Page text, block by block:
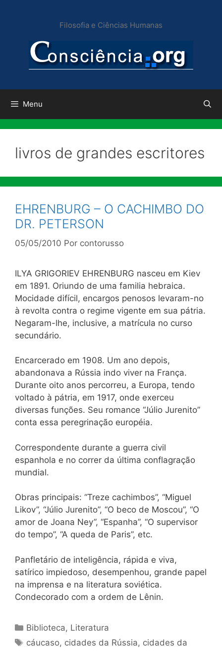
conteúdo
Filosofia e Ciências Humanas
Menu
livros de grandes escritores
EHRENBURG – O CACHIMBO DO
DR. PETERSON
05/05/2010 Por contorusso
ILYA GRIGORIEV EHRENBURG nasceu em Kiev
em 1891. Oriundo de uma familia hebraica.
Mocidade difícil, encargos penosos levaram-no
à revolta contra o regime vigente em sua pátria.
Negaram-lhe, inclusive, a matrícula no curso
secundário.
Encarcerado em 1908. Um ano depois,
abandonava a Rússia indo viver na França.
Durante oito anos percorreu, a Europa, tendo
voltado à pátria, em 1917, onde exerceu
diversas funções. Seu romance “Júlio Jurenito”
conta essa peregrinação européia.
Correspondente durante a guerra civil
espanhola e no correr da última conflagração
mundial.
Obras principais: “Treze cachimbos”, “Miguel
Likov”, “Júlio Jurenito”, “O beco de Moscou”, “O
amor de Joana Ney”, “Espanha”, “O supervisor
do tempo”, “A queda de Paris”, etc.
Panfletário de inteligência, rápida e viva,
satírico impiedoso, desempenhou, grande papel
na imprensa e na literatura soviética.
Condecorado com a ordem de Lênin.
Categorias
Biblioteca, Literatura
Tags
cáucaso, cidades da Rússia, cidades da